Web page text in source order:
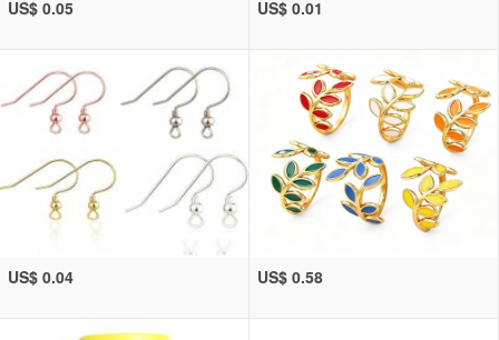
US$ 0.05 US$ 0.01
US$ 0.04 US$ 0.58